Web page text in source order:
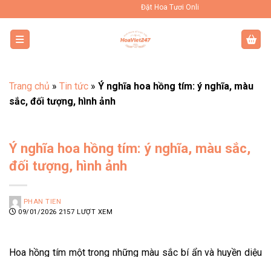
qua
dung
Đặt Hoa Tươi Online Uy Tín Toàn Quốc
Trang chủ » Tin tức » Ý nghĩa hoa hồng tím: ý nghĩa, màu
sắc, đối tượng, hình ảnh
Ý nghĩa hoa hồng tím: ý nghĩa, màu sắc,
đối tượng, hình ảnh
PHAN TIEN
09/01/2026 2157 LƯỢT XEM
Hoa hồng tím một trong những màu sắc bí ẩn và huyền diệu